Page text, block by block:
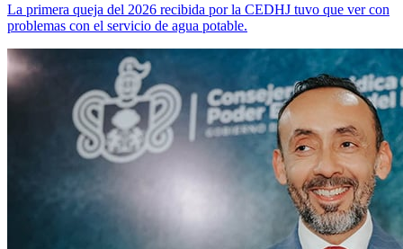
La primera queja del 2026 recibida por la CEDHJ tuvo que ver con
problemas con el servicio de agua potable.